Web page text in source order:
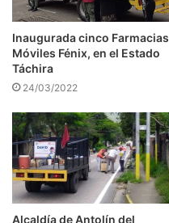
Inaugurada cinco Farmacias
Móviles Fénix, en el Estado
Táchira
24/03/2022
Alcaldía de Antolín del